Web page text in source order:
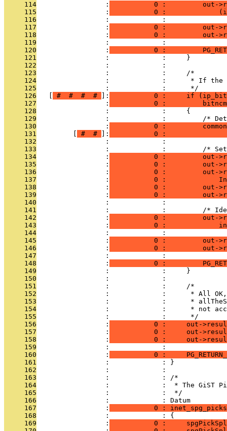
     114
                 :
0 :         out-
     115
                 :
0 :
     116
                 :             :
     117
                 :
0 :         out-
     118
                 :
0 :         out-
     119
                 :             :
     120
                 :
0 :
     121
                 :             :     }
     122
                 :             :
     123
                 :             :     /*
     124
:             :      * If
     125
                 :             :      */
     126
# # # # ]:
0 :     if
     127
                 :
0 :
     128
                 :             :     {
     129
:             :         /*
     130
                 :
0 :
     131
# # ]:
0 :
     132
                 :             :
     133
:             :         /*
     134
                 :
0 :         out-
     135
                 :
0 :         out-
     136
                 :
0 :         out-
     137
                 :
0 :
     138
                 :
0 :         out-
     139
                 :
0 :         out-
     140
                 :             :
     141
:             :         /*
     142
                 :
0 :         out-
     143
                 :
0 :
     144
                 :             :
     145
                 :
0 :         out-
     146
                 :
0 :         out-
     147
                 :             :
     148
                 :
0 :
     149
                 :             :     }
     150
                 :             :
     151
                 :             :     /*
     152
:             :      * All
     153
:             :      *
     154
:             :      * not
     155
                 :             :      */
     156
                 :
0 :     out-
     157
                 :
0 :     out-
     158
                 :
0 :     out-
     159
                 :             :
     160
                 :
0 :
     161
                 :             : }
     162
                 :             :
     163
                 :             : /*
     164
:             :  * The GiST
     165
                 :             :  */
     166
                 :             : Datum
     167
                 :
0 :
     168
                 :             : {
     169
                 :
0 :